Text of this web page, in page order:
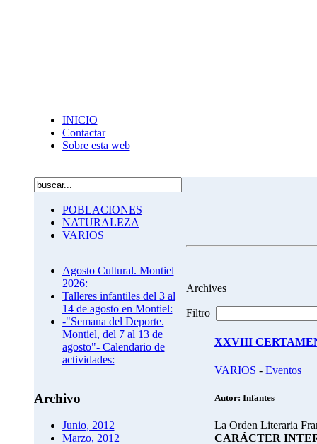
INICIO
Contactar
Sobre esta web
POBLACIONES
NATURALEZA
VARIOS
Agosto Cultural. Montiel
2026:
Talleres infantiles del 3 al
14 de agosto en Montiel:
-"Semana del Deporte.
Montiel, del 7 al 13 de
agosto"- Calendario de
actividades:
Archivo
Junio, 2012
Marzo, 2012
Archives
Filtro
XXVIII
VARIOS - Eventos
Autor: Infantes
La Orden Literaria
CARÁCTER